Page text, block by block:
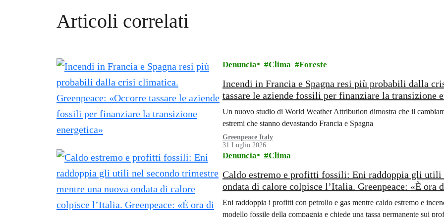
Articoli correlati
Denuncia Clima Foreste
Incendi in Francia e Spagna resi più probabili dalla
tassare le aziende fossili per finanziare la transizione
Un nuovo studio di World Weather Attribution dimostra che il
estremi che stanno devastando Francia e Spagna
Greenpeace Italy
31 Luglio 2026
Denuncia Clima
Caldo estremo e profitti fossili: Eni raddoppia gli utili
ondata di calore colpisce l’Italia. Greenpeace: «È ora
climatica»
Eni raddoppia i profitti con petrolio e gas mentre caldo estremo e
modello fossile della compagnia e chiede una tassa permanente sui